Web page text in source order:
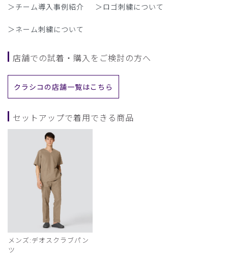
＞チーム導入事例紹介 ＞ロゴ刺繍について
＞ネーム刺繍について
店舗での試着・購入をご検討の方へ
クラシコの店舗一覧はこちら
セットアップで着用できる商品
メンズ:デオスクラブパン
ツ